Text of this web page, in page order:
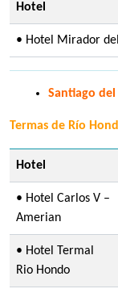
Hotel
• Hotel Mirador
Santiago del
Termas de Río
Hotel
• Hotel Carlos V –
Amerian
• Hotel Termal
Rio Hondo